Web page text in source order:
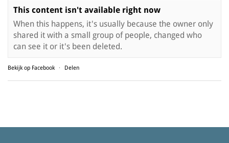
This content isn't available right now
When this happens, it's usually because the owner only
shared it with a small group of people, changed who
can see it or it's been deleted.
Bekijk op Facebook · Delen